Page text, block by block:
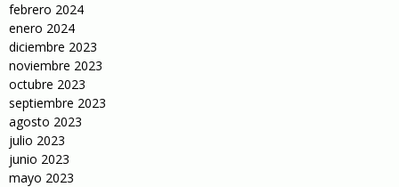
febrero 2024
enero 2024
diciembre 2023
noviembre 2023
octubre 2023
septiembre 2023
agosto 2023
julio 2023
junio 2023
mayo 2023